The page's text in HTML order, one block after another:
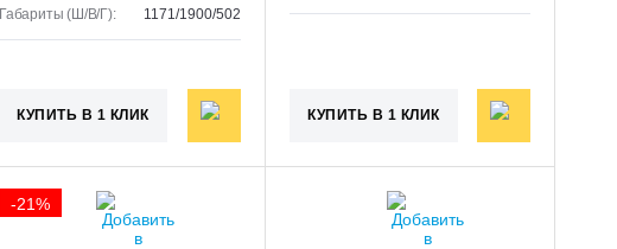
Габариты (Ш/В/Г):
1171/1900/502
КУПИТЬ В 1 КЛИК КУПИТЬ В 1 КЛИК
-21%